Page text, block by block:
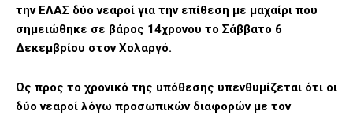
την ΕΛΑΣ δύο νεαροί για την επίθεση με μαχαίρι που
σημειώθηκε σε βάρος 14χρονου το Σάββατο 6
Δεκεμβρίου στον Χολαργό.
Ως προς το χρονικό της υπόθεσης υπενθυμίζεται ότι οι
δύο νεαροί λόγω προσωπικών διαφορών με τον